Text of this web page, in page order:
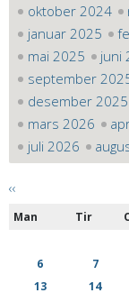
oktober 2024
januar 2025
mai 2025
juni
september
desember 2025
mars 2026
juli 2026
‹‹
Man Tir
6
7
13
14